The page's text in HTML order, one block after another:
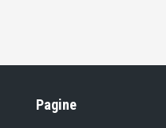
Pagine